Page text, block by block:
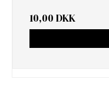
10,00 DKK